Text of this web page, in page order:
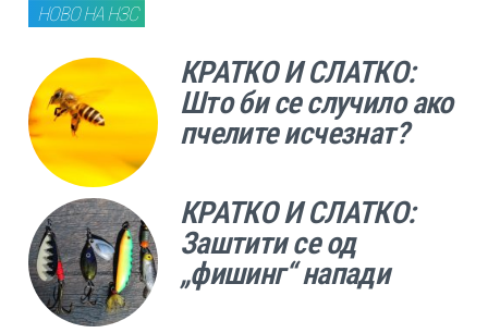
НОВО НА НЗС
КРАТКО И СЛАТКО:
Што би се случило ако
пчелите исчезнат?
КРАТКО И СЛАТКО:
Заштити се од
„фишинг“ напади